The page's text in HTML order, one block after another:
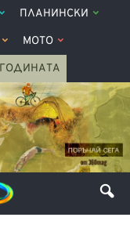
ПЛАНИНСКИ
МОТО